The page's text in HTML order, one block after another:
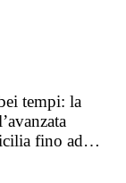
tempi: la
fino ad…